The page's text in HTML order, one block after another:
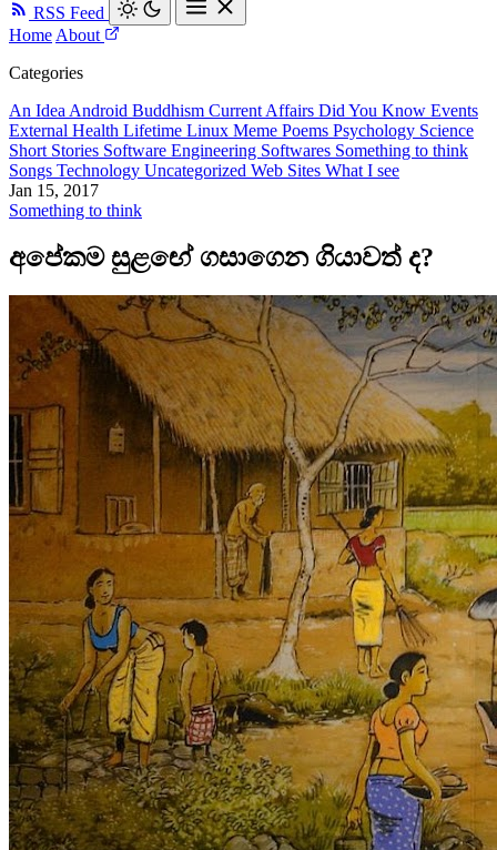
RSS Feed
Home About
Categories
An Idea Android Buddhism Current Affairs Did You Know Events
External Health Lifetime Linux Meme Poems Psychology Science
Short Stories Software Engineering Softwares Something to think
Songs Technology Uncategorized Web Sites What I see
Jan 15, 2017
Something to think
අපේකම සුළඟේ ගසාගෙන ගියාවත් ද?